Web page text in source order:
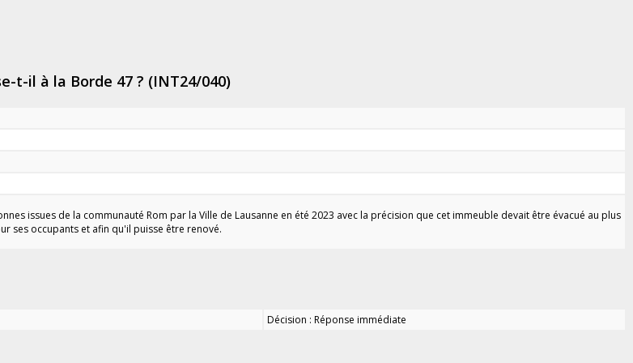
t-il à la Borde 47 ? (INT24/040)
issues de la communauté Rom par la Ville de Lausanne en été 2023 avec la précision que cet immeuble devait être évacué au plus
ses occupants et afin qu'il puisse être renové.
Décision : Réponse immédiate